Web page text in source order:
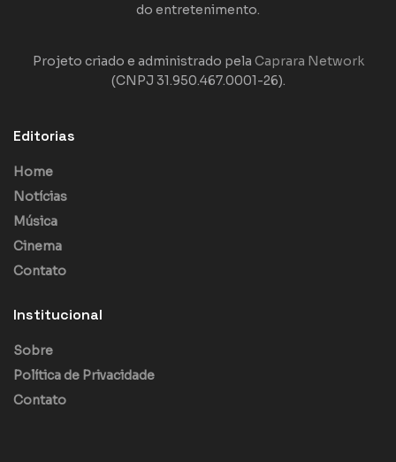
do entretenimento.
Projeto criado e administrado pela Caprara Network
(CNPJ 31.950.467.0001-26).
Editorias
Home
Notícias
Música
Cinema
Contato
Institucional
Sobre
Política de Privacidade
Contato